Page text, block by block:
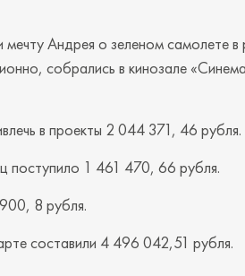
Андрея о зеленом самолете
собрались в кинозале
в проекты 2 044 371, 46 рубля.
поступило 1 461 470, 66 рубля.
8 рубля.
составили 4 496 042,51 рубля.